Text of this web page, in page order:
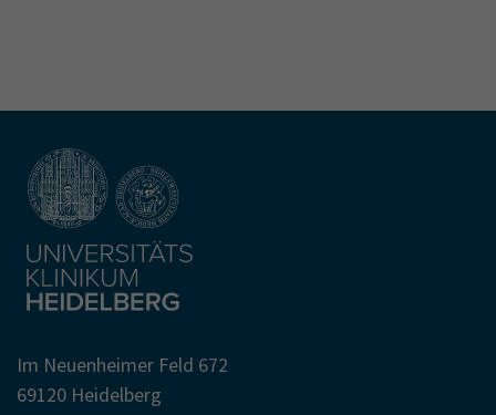
Im Neuenheimer Feld 672
69120 Heidelberg